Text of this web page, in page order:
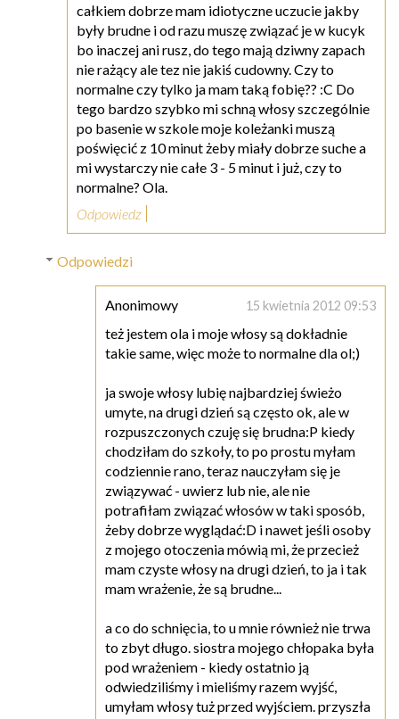
całkiem dobrze mam idiotyczne uczucie jakby
były brudne i od razu muszę związać je w kucyk
bo inaczej ani rusz, do tego mają dziwny zapach
nie rażący ale tez nie jakiś cudowny. Czy to
normalne czy tylko ja mam taką fobię?? :C Do
tego bardzo szybko mi schną włosy szczególnie
po basenie w szkole moje koleżanki muszą
poświęcić z 10 minut żeby miały dobrze suche a
mi wystarczy nie całe 3 - 5 minut i już, czy to
normalne? Ola.
Odpowiedz
Odpowiedzi
Anonimowy 15 kwietnia 2012 09:53
też jestem ola i moje włosy są dokładnie
takie same, więc może to normalne dla ol;)
ja swoje włosy lubię najbardziej świeżo
umyte, na drugi dzień są często ok, ale w
rozpuszczonych czuję się brudna:P kiedy
chodziłam do szkoły, to po prostu myłam
codziennie rano, teraz nauczyłam się je
związywać - uwierz lub nie, ale nie
potrafiłam związać włosów w taki sposób,
żeby dobrze wyglądać:D i nawet jeśli osoby
z mojego otoczenia mówią mi, że przecież
mam czyste włosy na drugi dzień, to ja i tak
mam wrażenie, że są brudne...
a co do schnięcia, to u mnie również nie trwa
to zbyt długo. siostra mojego chłopaka była
pod wrażeniem - kiedy ostatnio ją
odwiedziliśmy i mieliśmy razem wyjść,
umyłam włosy tuż przed wyjściem. przyszła